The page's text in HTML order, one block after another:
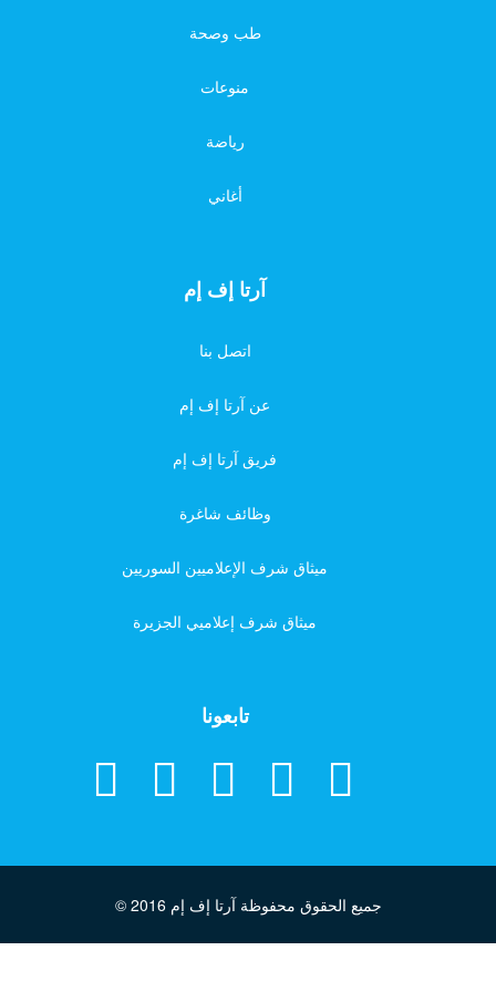
طب وصحة
منوعات
رياضة
أغاني
آرتا إف إم
اتصل بنا
عن آرتا إف إم
فريق آرتا إف إم
وظائف شاغرة
ميثاق شرف الإعلاميين السوريين
ميثاق شرف إعلاميي الجزيرة
تابعونا
© 2016 جميع الحقوق محفوظة آرتا إف إم